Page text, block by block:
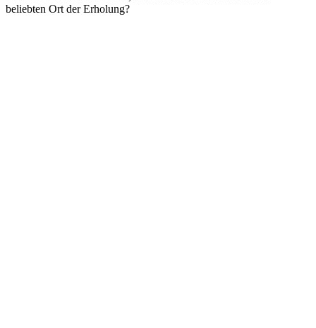
beliebten Ort der Erholung?